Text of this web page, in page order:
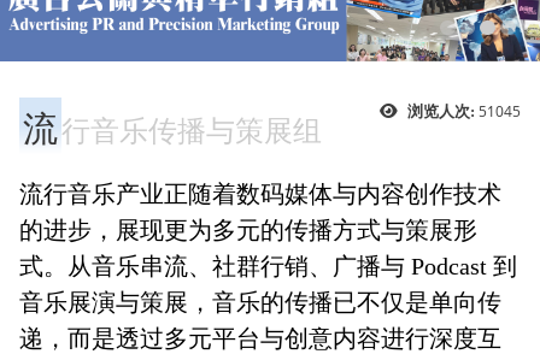
浏览人次: 51045
流行音乐传播与策展组
流行音乐产业正随着数码媒体与内容创作技术
的进步，展现更为多元的传播方式与策展形
式。从音乐串流、社群行销、广播与 Podcast 到
音乐展演与策展，音乐的传播已不仅是单向传
递，而是透过多元平台与创意内容进行深度互